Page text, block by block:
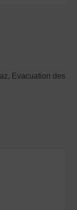
Evacuation des